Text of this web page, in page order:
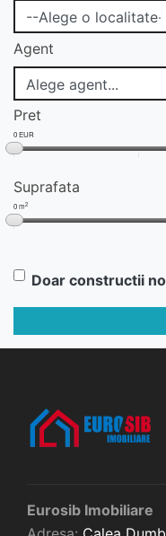
Agent
Pret
0 EUR
Suprafata
0 m2
Doar constructii
Eurosib Imobiliare